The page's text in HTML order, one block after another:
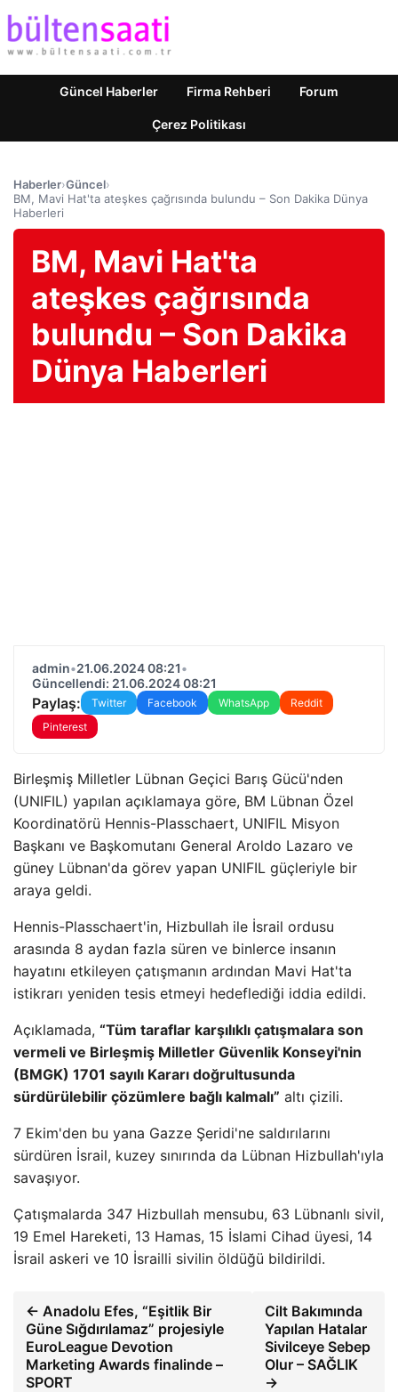
Güncel Haberler Firma Rehberi Forum
Çerez Politikası
Haberler›Güncel›
BM, Mavi Hat'ta ateşkes çağrısında bulundu – Son Dakika Dünya
Haberleri
BM, Mavi Hat'ta
ateşkes çağrısında
bulundu – Son Dakika
Dünya Haberleri
admin•21.06.2024 08:21•
Güncellendi: 21.06.2024 08:21
Paylaş: Twitter Facebook WhatsApp
Reddit
Pinterest
Birleşmiş Milletler Lübnan Geçici Barış Gücü'nden
(UNIFIL) yapılan açıklamaya göre, BM Lübnan Özel
Koordinatörü Hennis-Plasschaert, UNIFIL Misyon
Başkanı ve Başkomutanı General Aroldo Lazaro ve
güney Lübnan'da görev yapan UNIFIL güçleriyle bir
araya geldi.
Hennis-Plasschaert'in, Hizbullah ile İsrail ordusu
arasında 8 aydan fazla süren ve binlerce insanın
hayatını etkileyen çatışmanın ardından Mavi Hat'ta
istikrarı yeniden tesis etmeyi hedeflediği iddia edildi.
Açıklamada, “Tüm taraflar karşılıklı çatışmalara son
vermeli ve Birleşmiş Milletler Güvenlik Konseyi'nin
(BMGK) 1701 sayılı Kararı doğrultusunda
sürdürülebilir çözümlere bağlı kalmalı” altı çizili.
7 Ekim'den bu yana Gazze Şeridi'ne saldırılarını
sürdüren İsrail, kuzey sınırında da Lübnan Hizbullah'ıyla
savaşıyor.
Çatışmalarda 347 Hizbullah mensubu, 63 Lübnanlı sivil,
19 Emel Hareketi, 13 Hamas, 15 İslami Cihad üyesi, 14
İsrail askeri ve 10 İsrailli sivilin öldüğü bildirildi.
← Anadolu Efes, “Eşitlik Bir
Güne Sığdırılamaz” projesiyle
EuroLeague Devotion
Marketing Awards finalinde –
SPORT
Cilt Bakımında
Yapılan Hatalar
Sivilceye Sebep
Olur – SAĞLIK
→